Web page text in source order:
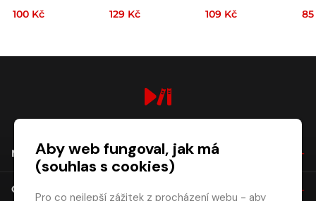
100 Kč
129 Kč
109 Kč
85
NÁKUP
O SPOLEČNOSTI
Aby web fungoval, jak má
(souhlas s cookies)
Pro co nejlepší zážitek z procházení webu - aby